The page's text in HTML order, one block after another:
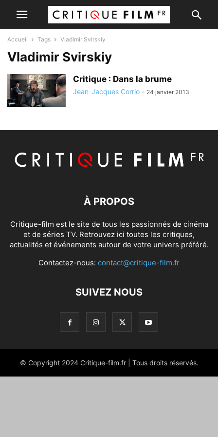
Accueil Tags Vladimir Svirskiy
Vladimir Svirskiy
Critique : Dans la brume
Jean-Jacques Corrio - 24 janvier 2013
À PROPOS
Critique-film est le site de tous les passionnés de cinéma
et de séries TV. Retrouvez ici toutes les critiques,
actualités et événements autour de votre univers préféré.
Contactez-nous: contact@critique-film.fr
SUIVEZ NOUS
© Copyright 2024 Critique-film.fr | Tous droits réservés.